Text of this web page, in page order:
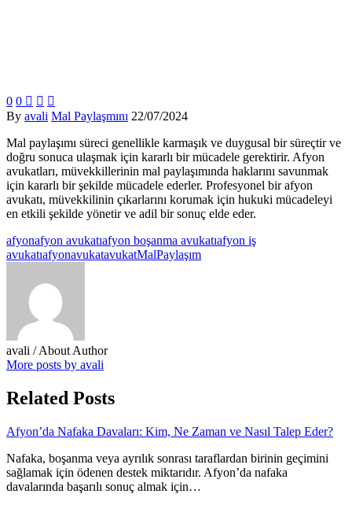
0 0   
By avali Mal Paylaşmını 22/07/2024
Mal paylaşımı süreci genellikle karmaşık ve duygusal bir süreçtir ve
doğru sonuca ulaşmak için kararlı bir mücadele gerektirir. Afyon
avukatları, müvekkillerinin mal paylaşımında haklarını savunmak
için kararlı bir şekilde mücadele ederler. Profesyonel bir afyon
avukatı, müvekkilinin çıkarlarını korumak için hukuki mücadeleyi
en etkili şekilde yönetir ve adil bir sonuç elde eder.
afyonafyon avukatıafyon boşanma avukatıafyon iş
avukatıafyonavukatavukatMalPaylaşım
avali / About Author
More posts by avali
Related Posts
Afyon’da Nafaka Davaları: Kim, Ne Zaman ve Nasıl Talep Eder?
Nafaka, boşanma veya ayrılık sonrası taraflardan birinin geçimini
sağlamak için ödenen destek miktarıdır. Afyon’da nafaka
davalarında başarılı sonuç almak için…